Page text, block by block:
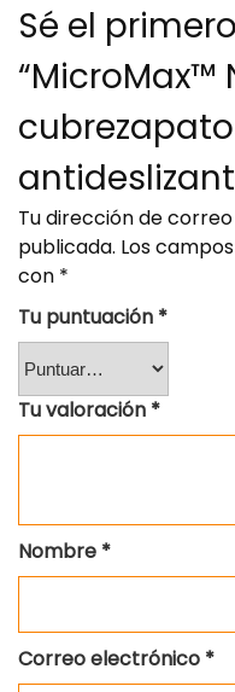
Sé el
“MicroMax™
Tu dirección de
publicada. Los
con *
Tu puntuación *
Tu valoración *
Nombre *
Correo electrónico *